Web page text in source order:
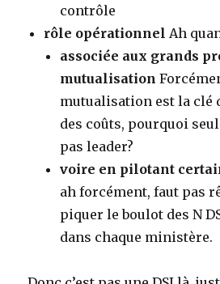
contrôle
rôle opérationnel Ah
associée aux grands
mutualisation
mutualisation est la clé
des coûts, pourquoi
pas leader?
voire en pilotant
ah forcément, faut pas
piquer le boulot des N
dans chaque ministère.